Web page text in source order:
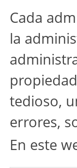
Cada
la
tedioso,
errores,
En este